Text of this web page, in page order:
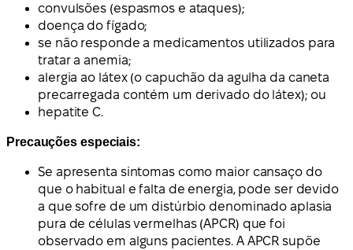
convulsões (espasmos e ataques);
doença do fígado;
se não responde a medicamentos utilizados para
tratar a anemia;
alergia ao látex (o capuchão da agulha da caneta
precarregada contém um derivado do látex); ou
hepatite C.
Precauções especiais:
Se apresenta sintomas como maior cansaço do
que o habitual e falta de energia, pode ser devido
a que sofre de um distúrbio denominado aplasia
pura de células vermelhas (APCR) que foi
observado em alguns pacientes. A APCR supõe